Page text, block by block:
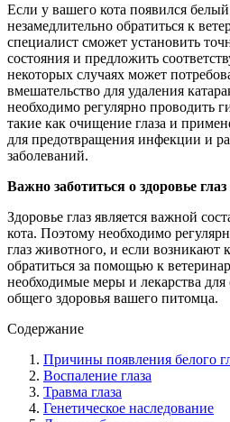
Если у вашего кота появился
незамедлительно обратиться к
специалист сможет установить
состояния и предложить
некоторых случаях может
вмешательство для удаления
необходимо регулярно проводить
такие как очищение глаза и
для предотвращения инфекции и
заболеваний.
Важно заботиться о здоровье
Здоровье глаз является важной
кота. Поэтому необходимо
глаз животного, и если возникают
обратиться за помощью к
необходимые меры и лекарства для
общего здоровья вашего питомца.
Содержание
Причины появления белого
Воспаление глаза
Травма глаза
Генетическое наследование